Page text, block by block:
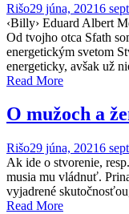
Rišo29 júna, 20216
‹Billy› Eduard Albert
Od tvojho otca Sfath
energetickým svetom
energeticky, avšak už
Read More
O mužoch a
Rišo29 júna, 20216
Ak ide o stvorenie,
musia mu vládnuť.
vyjadrené
Read More